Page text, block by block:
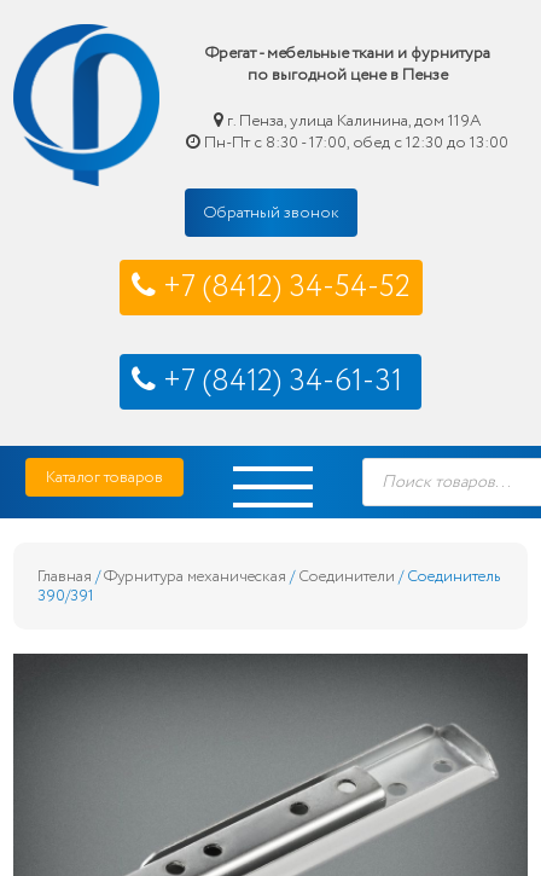
Фрегат - мебельные ткани и фурнитура
по выгодной цене в Пензе
г. Пенза, улица Калинина, дом 119А
Пн-Пт с 8:30 - 17:00, обед с 12:30 до 13:00
Обратный звонок
+7 (8412) 34-54-52
+7 (8412) 34-61-31
Skip
content
Фрегат — мебельные ткани и фурнитура купить по выгодной цене в Пензе
Каталог товаров
Поиск
товаров
Главная /Фурнитура механическая /Соединители / Соединитель
390/391